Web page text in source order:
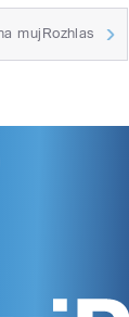
mujRozhlas